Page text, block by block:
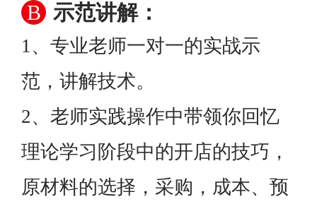
B 示范讲解：
1、专业老师一对一的实战示
范，讲解技术。
2、老师实践操作中带领你回忆
理论学习阶段中的开店的技巧，
原材料的选择，采购，成本、预